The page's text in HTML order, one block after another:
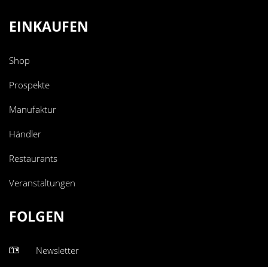
EINKAUFEN
Shop
Prospekte
Manufaktur
Händler
Restaurants
Veranstaltungen
FOLGEN
Newsletter